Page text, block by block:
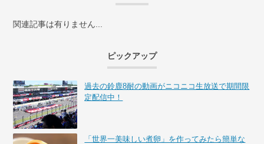
関連記事は有りません...
ピックアップ
過去の鈴鹿8耐の動画がニコニコ生放送で期間限
定配信中！
「世界一美味しい煮卵」を作ってみたら簡単な